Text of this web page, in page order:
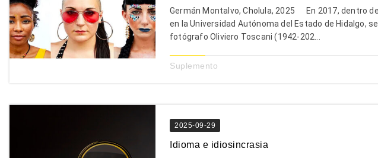
Germán Montalvo, Cholula, 2025 En 2017, dentro
en la Universidad Autónoma del Estado de Hidalgo,
fotógrafo Oliviero Toscani (1942-202...
Suplemento
2025-09-29
Idioma e idiosincrasia